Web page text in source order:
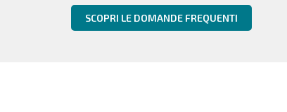
SCOPRI LE DOMANDE FREQUENTI